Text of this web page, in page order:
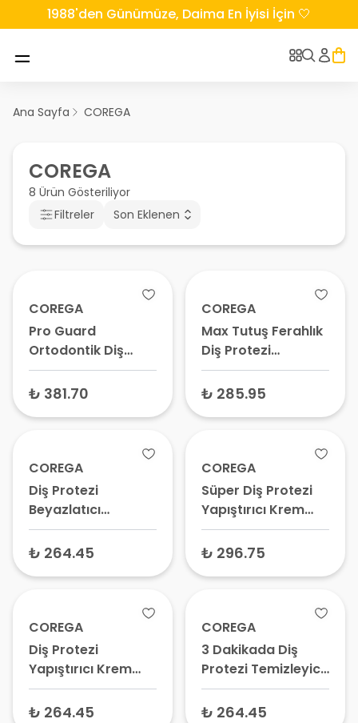
1988'den Günümüze, Daima En İyisi İçin 🤍
Ana Sayfa COREGA
COREGA
8 Ürün Gösteriliyor
Filtreler
Son Eklenen
COREGA
Pro Guard
Ortodontik Diş
Aparat Temizleme
Tableti 30 Adet
₺ 381.70
COREGA
Max Tutuş Ferahlık
Diş Protezi
Yapıştırıcı Krem 40
gr
₺ 285.95
COREGA
Diş Protezi
Beyazlatıcı
Temizleyici 30
Tablet
₺ 264.45
COREGA
Süper Diş Protezi
Yapıştırıcı Krem
Naneli 40 gr
₺ 296.75
COREGA
Diş Protezi
Yapıştırıcı Krem
Tatsız 40 gr
₺ 264.45
COREGA
3 Dakikada Diş
Protezi Temizleyici
Tablet 30 Adet
₺ 264.45